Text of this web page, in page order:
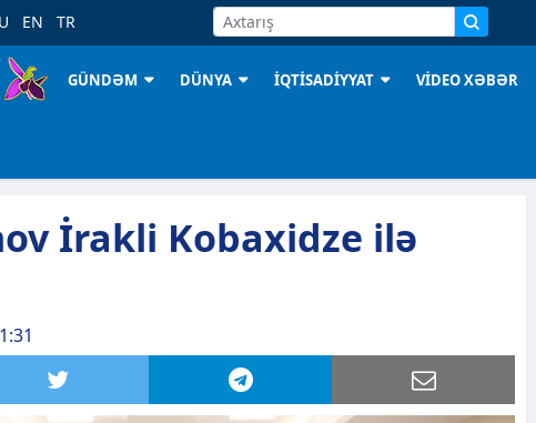
EN TR
GÜNDƏM DÜNYA İQTİSADİYYAT VİDEO XƏBƏR
İrakli Kobaxidze ilə